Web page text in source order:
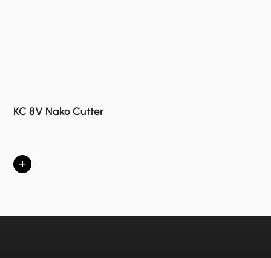
KC 8V Nako Cutter
+